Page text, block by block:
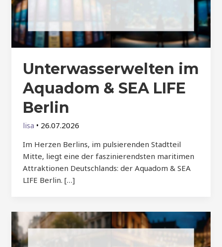
Unterwasserwelten im
Aquadom & SEA LIFE
Berlin
lisa • 26.07.2026
Im Herzen Berlins, im pulsierenden Stadtteil
Mitte, liegt eine der faszinierendsten maritimen
Attraktionen Deutschlands: der Aquadom & SEA
LIFE Berlin. […]